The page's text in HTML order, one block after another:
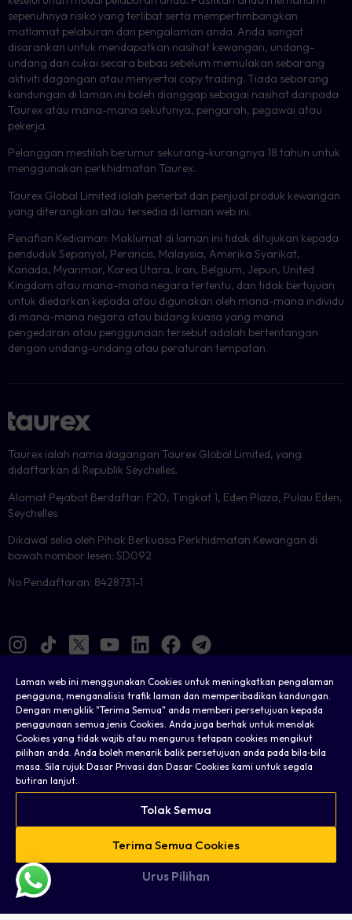
Laman web ini menggunakan Cookies untuk meningkatkan pengalaman
pengguna, menganalisis trafik laman dan memperibadikan kandungan.
Dengan mengklik "Terima Semua" anda memberi persetujuan kepada
penggunaan semua jenis Cookies. Anda juga berhak untuk menolak
Cookies yang tidak wajib atau mengurus tetapan cookies mengikut
pilihan anda. Anda boleh menarik balik persetujuan anda pada bila‑bila
masa. Sila rujuk Dasar Privasi dan Dasar Cookies kami untuk segala
butiran lanjut.
Terima Semua Cookies
Tolak Semua
Urus Pilihan
sepenuhnya risiko yang terlibat serta mempertimbangkan
matlamat pelaburan dan pengalaman anda. Anda sangat
disarankan untuk mendapatkan nasihat kewangan, undang-
undang dan cukai secara bebas sebelum memulakan sebarang
aktiviti dagangan atau menyertai copy trading. Tiada sebarang
kandungan di laman ini boleh dianggap sebagai nasihat daripada
Taurex atau mana-mana sekutunya, pengarah, pegawai atau
pekerja.
Pelanggan mestilah berumur sekurang-kurangnya 18 tahun untuk
menggunakan perkhidmatan Taurex.
Taurex Global Limited ialah penerbit dan penjual produk kewangan
yang diterangkan atau tersedia di laman web ini.
Penafian Kediaman: Maklumat di laman ini tidak ditujukan kepada
penduduk Sepanyol, Perancis, Malaysia, Amerika Syarikat,
Kanada, Myanmar, Korea Utara, Iran, Belgium, Jepun, United
Kingdom atau mana-mana negara tertentu, dan tidak bertujuan
untuk diedarkan kepada atau digunakan oleh mana-mana individu
di mana-mana negara atau bidang kuasa yang mana
pengedaran atau penggunaan tersebut adalah bertentangan
dengan undang-undang atau peraturan tempatan.
Taurex ialah nama dagangan Taurex Global Limited, yang
didaftarkan di Republik Seychelles.
Alamat Pejabat Berdaftar: F20, Tingkat 1, Eden Plaza, Pulau Eden,
Seychelles
Dikawal selia oleh Pihak Berkuasa Perkhidmatan Kewangan di
bawah nombor lesen: SD092
No Pendaftaran: 8428731-1
Hak Cipta © 2026 Taurex. Hak cipta terpelihara.
Cookies
Sah
Terma & Syarat
Peta Tapak Web